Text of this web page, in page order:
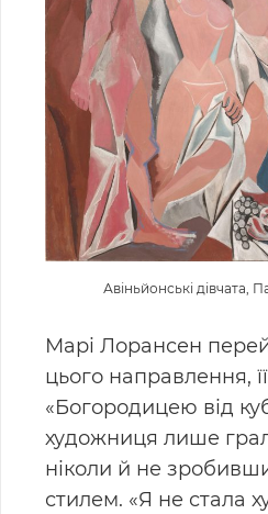
Авіньйонські дівчата,
Марі Лорансен
цього направлення,
«Богородицею від
художниця лише
ніколи й не
стилем. «Я не стала